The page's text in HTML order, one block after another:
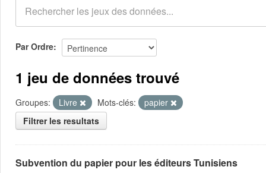
Groupes
Demandes 0
À propos
Par Ordre
1 jeu de données trouvé
Groupes: Livre Mots-clés:
papier
Filtrer les resultats
Subvention du papier pour les éditeurs Tunisiens